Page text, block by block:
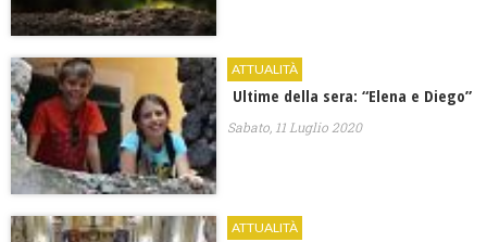
ATTUALITÀ
Ultime della sera: “Elena e Diego”
Sabato, 11 Luglio 2020
ATTUALITÀ